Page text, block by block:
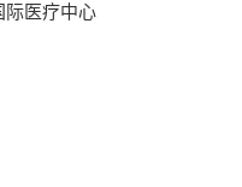
际医疗中心